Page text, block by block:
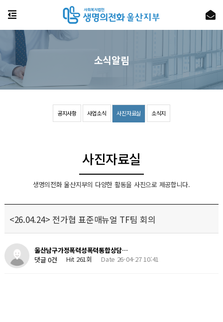
공지사항 사업소식 사진자료실 소식지
소식알림
사진자료실
생명의전화 울산지부의 다양한 활동을 사진으로 제공합니다.
<26.04.24> 전가협 표준매뉴얼 TF팀 회의
울산남구가정폭력성폭력통합상담…
댓글 0건
Hit 261회 Date 26-04-27 10:41